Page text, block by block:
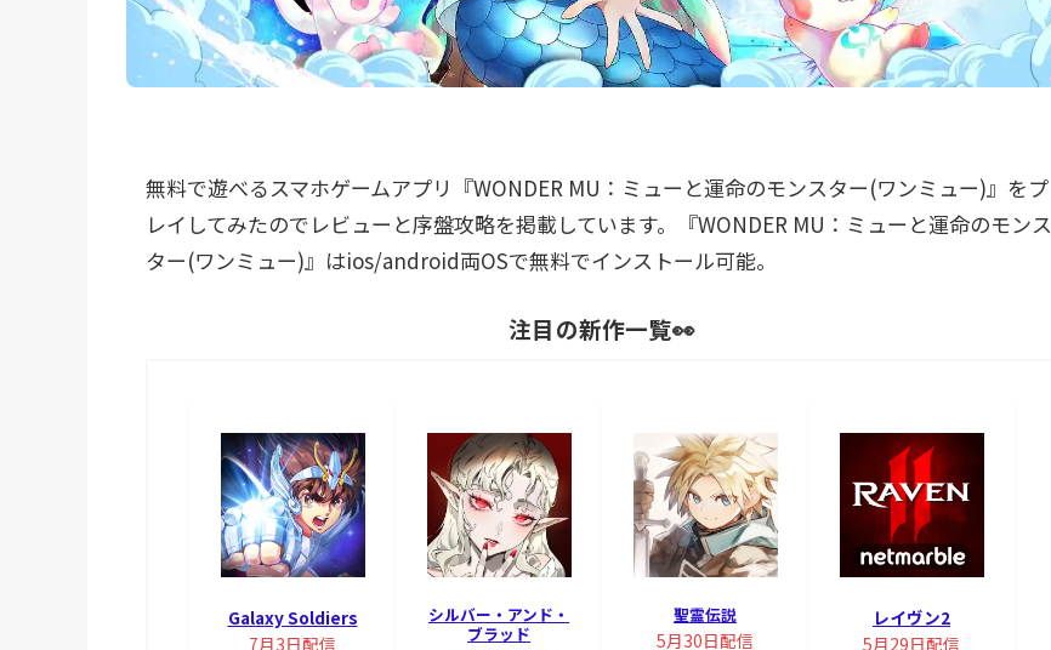
無料で遊べるスマホゲームアプリ『WONDER MU：ミューと運命のモンスター(ワンミュー)』をプ
レイしてみたのでレビューと序盤攻略を掲載しています。『WONDER MU：ミューと運命のモンス
ター(ワンミュー)』はios/android両OSで無料でインストール可能。
注目の新作一覧👀
Galaxy Soldiers
7月3日配信
シルバー・アンド・
ブラッド
聖霊伝説
5月30日配信
レイヴン2
5月29日配信